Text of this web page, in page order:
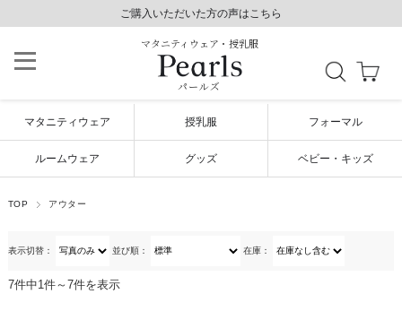
ご購入いただいた方の声はこちら
8,800円以上で送料無料/毎日発送（年末年始除く）
ご購入いただいた方の声はこちら
マタニティウェア・授乳服
パールズ
マタニティウェア 授乳服 フォーマル
ルームウェア グッズ ベビー・キッズ
TOP アウター
表示切替： 並び順： 在庫：
7件中1件～7件を表示